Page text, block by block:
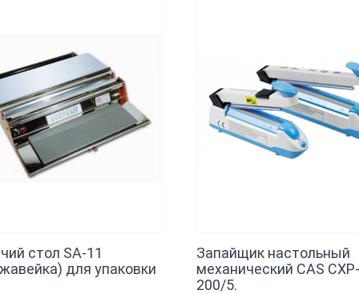
стол SA-11
для упаковки
Запайщик настольный
механический CAS CXP-
200/5.